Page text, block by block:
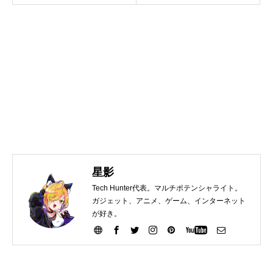
星影
Tech Hunter代表。マルチポテンシャライト。
ガジェット、アニメ、ゲーム、インターネット
が好き。